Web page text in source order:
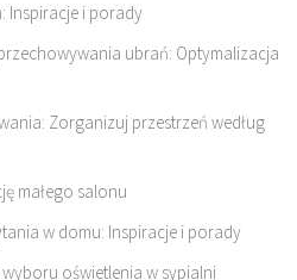
Inspiracje i porady
ubrań: Optymalizacja
Zorganizuj przestrzeń według
małego salonu
w domu: Inspiracje i porady
oświetlenia w sypialni